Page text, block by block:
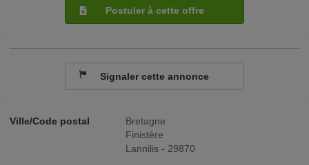
Ville/Code postal
Bretagne
Finistère
Lannilis - 29870
Postuler à cette offre
Signaler cette annonce